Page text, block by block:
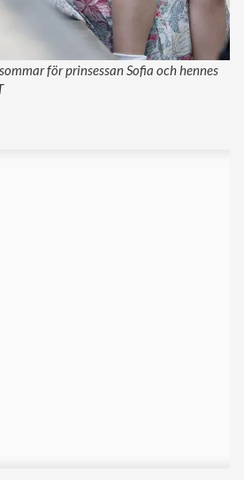
för prinsessan Sofia och hennes